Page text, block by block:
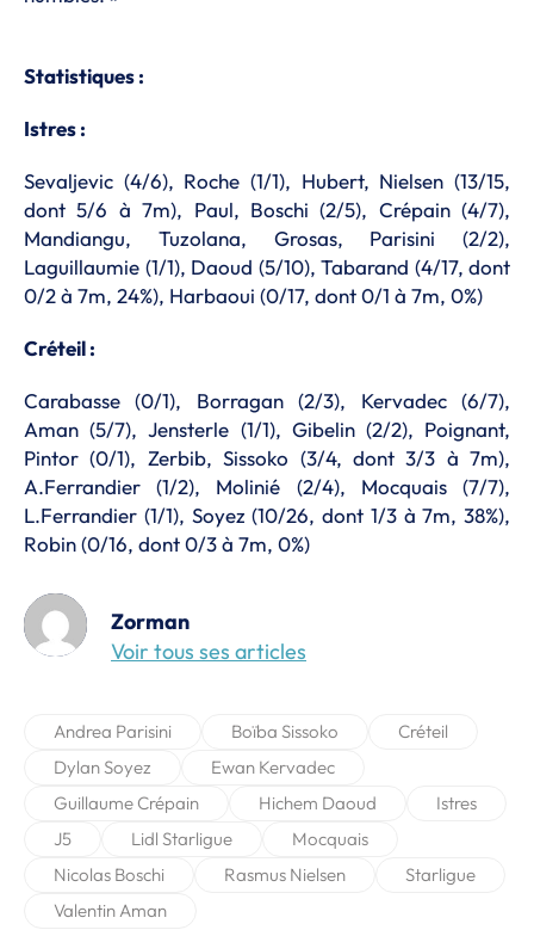
Statistiques :
Istres :
Sevaljevic (4/6), Roche (1/1), Hubert, Nielsen (13/15,
dont 5/6 à 7m), Paul, Boschi (2/5), Crépain (4/7),
Mandiangu, Tuzolana, Grosas, Parisini (2/2),
Laguillaumie (1/1), Daoud (5/10), Tabarand (4/17, dont
0/2 à 7m, 24%), Harbaoui (0/17, dont 0/1 à 7m, 0%)
Créteil :
Carabasse (0/1), Borragan (2/3), Kervadec (6/7),
Aman (5/7), Jensterle (1/1), Gibelin (2/2), Poignant,
Pintor (0/1), Zerbib, Sissoko (3/4, dont 3/3 à 7m),
A.Ferrandier (1/2), Molinié (2/4), Mocquais (7/7),
L.Ferrandier (1/1), Soyez (10/26, dont 1/3 à 7m, 38%),
Robin (0/16, dont 0/3 à 7m, 0%)
Zorman
Voir tous ses articles
Andrea Parisini Boïba Sissoko
Créteil
Dylan Soyez
Ewan Kervadec
Guillaume Crépain
Hichem Daoud
Istres
J5
Lidl Starligue
Mocquais
Nicolas Boschi
Rasmus Nielsen
Starligue
Valentin Aman